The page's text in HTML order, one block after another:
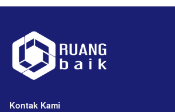
Kontak Kami